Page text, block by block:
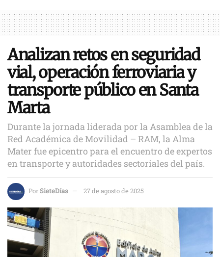
Analizan retos en seguridad
vial, operación ferroviaria y
transporte público en Santa
Marta
Durante la jornada liderada por la Asamblea de la
Red Académica de Movilidad – RAM, la Alma
Mater fue epicentro para el encuentro de expertos
en transporte y autoridades sectoriales del país.
PorSieteDías 27 de agosto de 2025